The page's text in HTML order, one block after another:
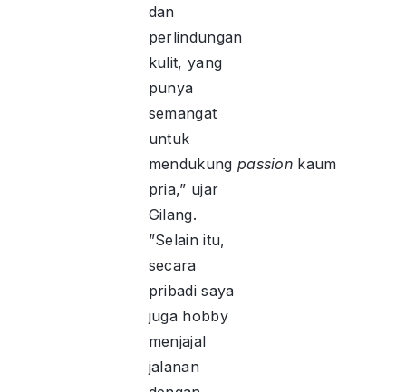
dan
perlindungan
kulit, yang
punya
semangat
untuk
mendukung passion kaum
pria,” ujar
Gilang.
”Selain itu,
secara
pribadi saya
juga hobby
menjajal
jalanan